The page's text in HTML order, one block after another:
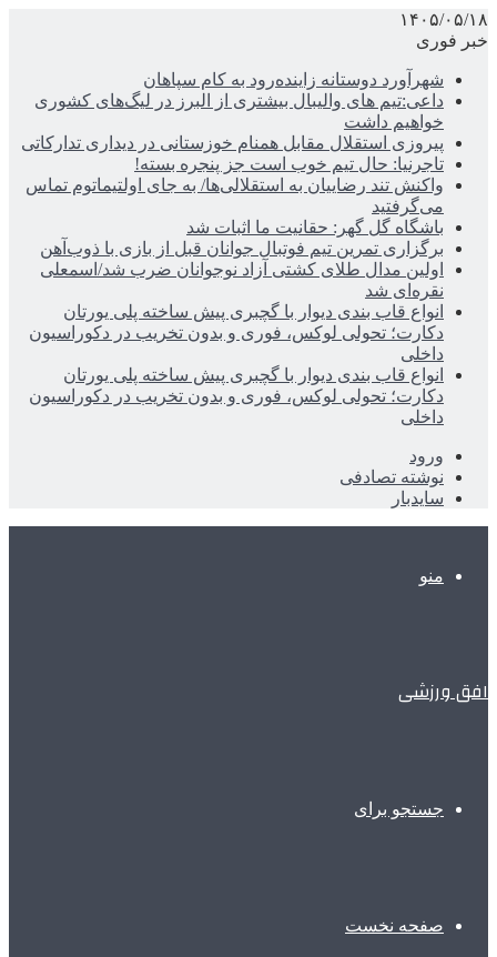
۱۴۰۵/۰۵/۱۸
خبر فوری
شهرآورد دوستانه زاینده‌رود به کام سپاهان
داعی:تیم های والیبال بیشتری از البرز در لیگ‌های کشوری
خواهیم داشت
پیروزی استقلال مقابل همنام خوزستانی در دیداری تدارکاتی
تاجرنیا: حال تیم خوب است جز پنجره بسته!
واکنش تند رضاییان به استقلالی‌ها/ به جای اولتیماتوم تماس
می‌گرفتید
باشگاه گل گهر: حقانیت ما اثبات شد
برگزاری تمرین تیم فوتبال جوانان قبل از بازی با ذوب‌آهن
اولین مدال طلای کشتی آزاد نوجوانان ضرب شد/اسمعلی
نقره‌ای شد
انواع قاب بندی دیوار با گچبری پیش ساخته پلی یورتان
دکارت؛ تحولی لوکس، فوری و بدون تخریب در دکوراسیون
داخلی
انواع قاب بندی دیوار با گچبری پیش ساخته پلی یورتان
دکارت؛ تحولی لوکس، فوری و بدون تخریب در دکوراسیون
داخلی
ورود
نوشته تصادفی
سایدبار
منو
افق ورزشی
جستجو برای
صفحه نخست